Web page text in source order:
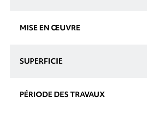
MISE EN ŒUVRE
SUPERFICIE
PÉRIODE DES TRAVAUX